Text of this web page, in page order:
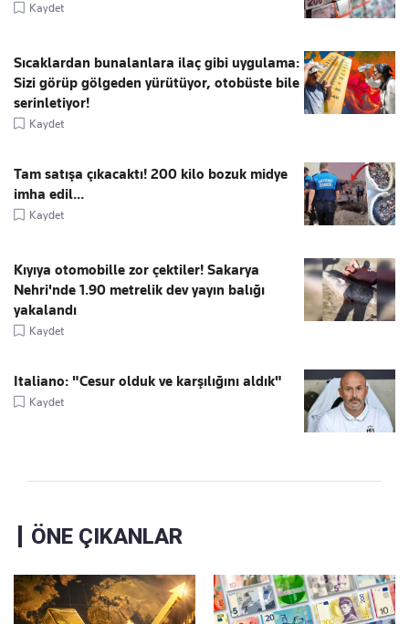
Kaydet
Sıcaklardan bunalanlara ilaç gibi uygulama:
Sizi görüp gölgeden yürütüyor, otobüste bile
serinletiyor!
Kaydet
Tam satışa çıkacaktı! 200 kilo bozuk midye
imha edil...
Kaydet
Kıyıya otomobille zor çektiler! Sakarya
Nehri'nde 1.90 metrelik dev yayın balığı
yakalandı
Kaydet
Italiano: "Cesur olduk ve karşılığını aldık"
Kaydet
ÖNE ÇIKANLAR